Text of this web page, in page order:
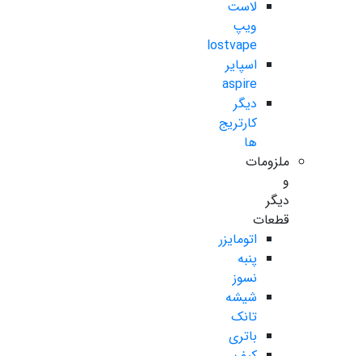
لاست
ویپ
lostvape
اسپایر
aspire
دیگر
کارتریج
ها
ملزومات
و
دیگر
قطعات
اتومایزر
پنبه
نسوز
شیشه
تانک
باتری